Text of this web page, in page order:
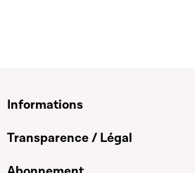
Informations
Transparence / Légal